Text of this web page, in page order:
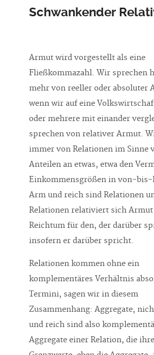
Schwankender
Armut wird vorgestellt als eine
Fließkommazahl. Wir sprechen
mehr von reeller oder absoluter
wenn wir auf eine
oder mehrere mit einander
sprechen von relativer Armut.
immer von Relationen im Sinne
Anteilen an etwas, etwa den
Einkommensgrößen in von-bis-
Arm und reich sind Relationen
Relationen relativiert sich
Reichtum für den, der darüber
insofern er darüber spricht.
Relationen kommen ohne ein
komplementäres Verhältnis
Termini, sagen wir in diesem
Zusammenhang: Aggregate,
und reich sind also
Aggregate einer Relation, die ihre